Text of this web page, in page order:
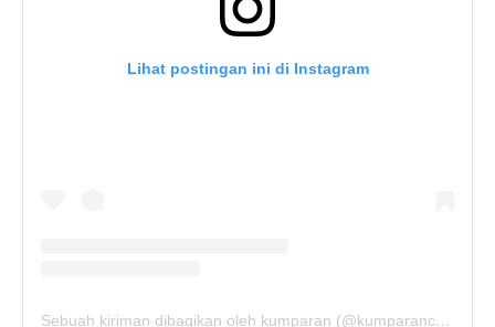
Lihat postingan ini di Instagram
Sebuah kiriman dibagikan oleh kumparan (@kumparancom)